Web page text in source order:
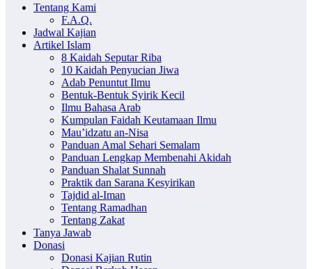
Tentang Kami
F.A.Q.
Jadwal Kajian
Artikel Islam
8 Kaidah Seputar Riba
10 Kaidah Penyucian Jiwa
Adab Penuntut Ilmu
Bentuk-Bentuk Syirik Kecil
Ilmu Bahasa Arab
Kumpulan Faidah Keutamaan Ilmu
Mau’idzatu an-Nisa
Panduan Amal Sehari Semalam
Panduan Lengkap Membenahi Akidah
Panduan Shalat Sunnah
Praktik dan Sarana Kesyirikan
Tajdid al-Iman
Tentang Ramadhan
Tentang Zakat
Tanya Jawab
Donasi
Donasi Kajian Rutin